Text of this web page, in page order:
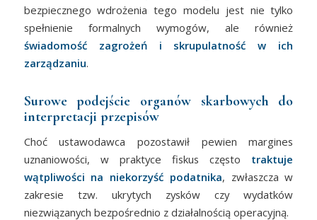
bezpiecznego wdrożenia tego modelu jest nie tylko
spełnienie formalnych wymogów, ale również
świadomość zagrożeń i skrupulatność w ich
zarządzaniu.
Surowe podejście organów skarbowych do
interpretacji przepisów
Choć ustawodawca pozostawił pewien margines
uznaniowości, w praktyce fiskus często traktuje
wątpliwości na niekorzyść podatnika, zwłaszcza w
zakresie tzw. ukrytych zysków czy wydatków
niezwiązanych bezpośrednio z działalnością operacyjną.